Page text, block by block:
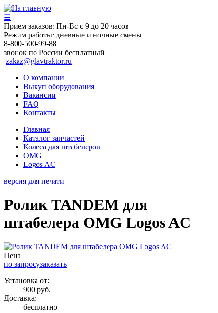
☰
Прием заказов: Пн-Вс с 9 до 20 часов
Режим работы: дневные и ночные смены
8-800-500-99-88
звонок по России бесплатный
zakaz@glavtraktor.ru
О компании
Выкуп оборудования
Вакансии
FAQ
Контакты
Главная
Каталог запчастей
Колеса для штабелеров
OMG
Logos AC
версия для печати
Ролик TANDEM для
штабелера OMG Logos AC
Цена
по запросузаказать
Установка от:
900 руб.
Доставка:
бесплатно